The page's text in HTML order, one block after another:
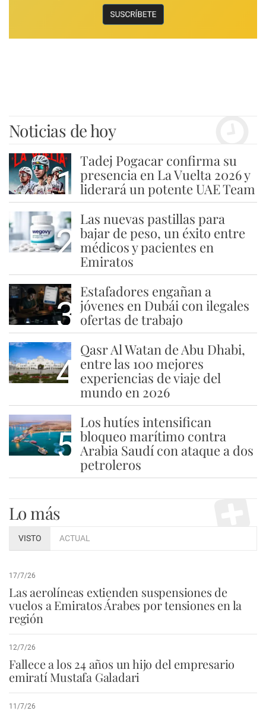
Noticias de hoy
1
Tadej Pogacar confirma su
presencia en La Vuelta 2026 y
liderará un potente UAE Team
2
Las nuevas pastillas para
bajar de peso, un éxito entre
médicos y pacientes en
Emiratos
3
Estafadores engañan a
jóvenes en Dubái con ilegales
ofertas de trabajo
4
Qasr Al Watan de Abu Dhabi,
entre las 100 mejores
experiencias de viaje del
mundo en 2026
5
Los hutíes intensifican
bloqueo marítimo contra
Arabia Saudí con ataque a dos
petroleros
Lo más
VISTO ACTUAL
17/7/26
Las aerolíneas extienden suspensiones de
vuelos a Emiratos Árabes por tensiones en la
región
12/7/26
Fallece a los 24 años un hijo del empresario
emiratí Mustafa Galadari
11/7/26